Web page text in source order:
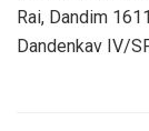
Rai, Dandim
Dandenkav IV/